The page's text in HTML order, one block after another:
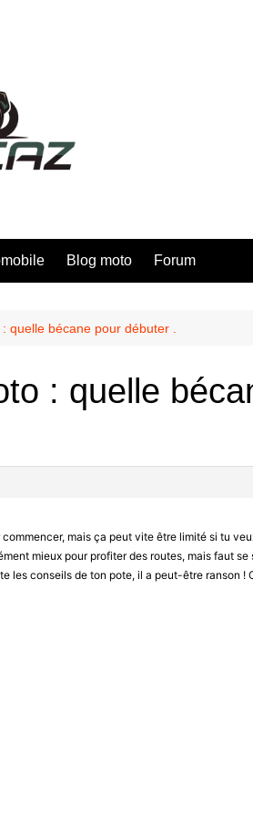
Blog moto Forum
: quelle bécane pour débuter .
: quelle
commencer, mais ça peut vite être limité si tu
mieux pour profiter des routes, mais faut se
les conseils de ton pote, il a peut-être ranson !